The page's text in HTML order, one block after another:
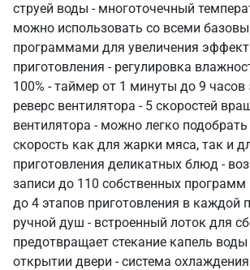
струей воды - многоточечный
можно использовать со всеми
программами для увеличения
приготовления - регулировка
100% - таймер от 1 минуты до 9 часов
реверс вентилятора - 5 скоростей
вентилятора - можно легко
скорость как для жарки мяса, так и
приготовления деликатных блюд -
записи до 110 собственных программ
до 4 этапов приготовления в каждой
ручной душ - встроенный лоток для
предотвращает стекание капель
открытии двери - система